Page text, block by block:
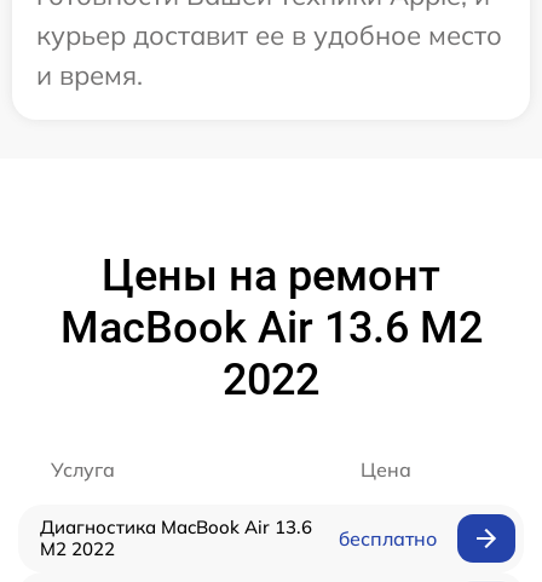
курьер доставит ее в удобное место
и время.
Цены на ремонт
MacBook Air 13.6 M2
2022
Услуга Цена
Диагностика MacBook Air 13.6
M2 2022
бесплатно